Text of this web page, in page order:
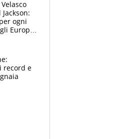
ogni
Europei.
record e